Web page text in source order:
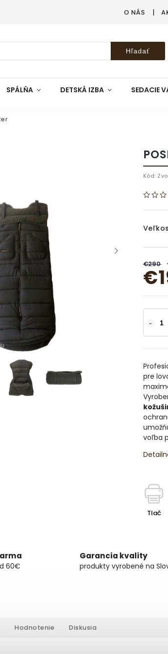
O NÁS
Hľadať
SPÁLŇA DETSKÁ IZBA SEDACIE
Kód:
€290
pre
voľba
Tlač
60€
Garancia kvality
produkty vyrobené na
Hodnotenie Diskusia